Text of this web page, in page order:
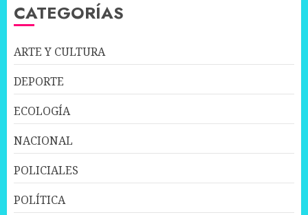
CATEGORÍAS
ARTE Y CULTURA
DEPORTE
ECOLOGÍA
NACIONAL
POLICIALES
POLÍTICA